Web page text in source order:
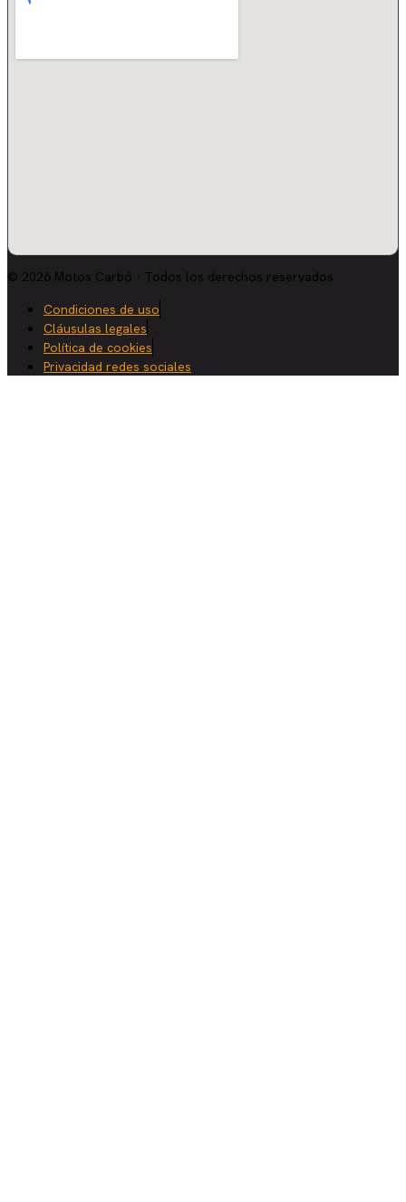
© 2026 Motos Carbó · Todos los derechos reservados
Condiciones de uso
Cláusulas legales
Política de cookies
Privacidad redes sociales